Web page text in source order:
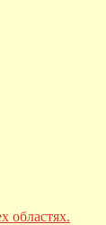
областях.